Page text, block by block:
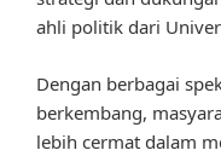
ahli politik dari
Dengan berbagai
berkembang,
lebih cermat dalam